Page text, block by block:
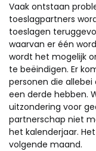
Vaak ontstaan
toeslagpartners
toeslagen
waarvan er één
wordt het mogelijk
te beëindigen. Er
personen die
een derde hebben.
uitzondering voor
partnerschap niet
het kalenderjaar.
volgende maand.